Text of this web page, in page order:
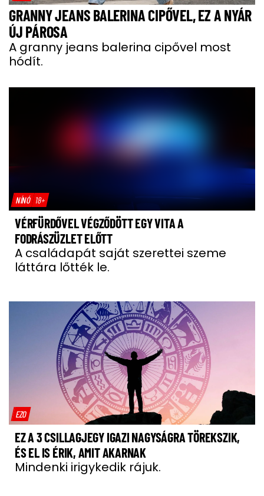
GRANNY JEANS BALERINA CIPŐVEL, EZ A NYÁR
ÚJ PÁROSA
A granny jeans balerina cipővel most
hódít.
NÍNÓ 18+
VÉRFÜRDŐVEL VÉGZŐDÖTT EGY VITA A
FODRÁSZÜZLET ELŐTT
A családapát saját szerettei szeme
láttára lőtték le.
EZO
EZ A 3 CSILLAGJEGY IGAZI NAGYSÁGRA TÖREKSZIK,
ÉS EL IS ÉRIK, AMIT AKARNAK
Mindenki irigykedik rájuk.